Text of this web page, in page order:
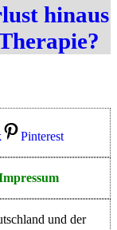
hinaus
Pinterest
und der